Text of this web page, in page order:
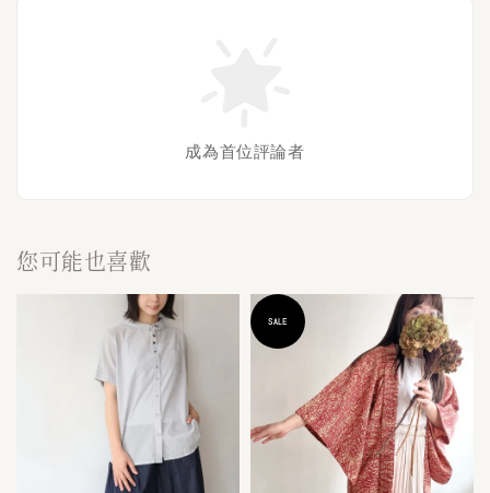
成為首位評論者
您可能也喜歡
SALE